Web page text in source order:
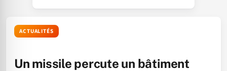
ACTUALITÉS
Un missile percute un bâtiment